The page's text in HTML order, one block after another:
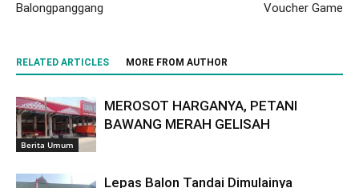
Balongpanggang
Voucher Game
RELATED ARTICLES MORE FROM AUTHOR
Berita Umum
MEROSOT HARGANYA, PETANI
BAWANG MERAH GELISAH
Lepas Balon Tandai Dimulainya